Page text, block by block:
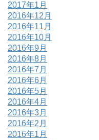
2017年1月
2016年12月
2016年11月
2016年10月
2016年9月
2016年8月
2016年7月
2016年6月
2016年5月
2016年4月
2016年3月
2016年2月
2016年1月